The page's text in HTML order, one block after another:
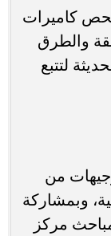
كاميرات
والطرق
لتتبع
من
وبمشاركة
مركز